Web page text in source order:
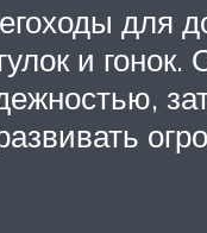
для
и